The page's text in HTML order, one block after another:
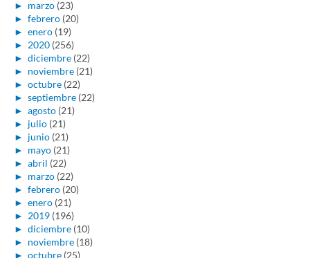
► marzo (23)
► febrero (20)
► enero (19)
► 2020 (256)
► diciembre (22)
► noviembre (21)
► octubre (22)
► septiembre (22)
► agosto (21)
► julio (21)
► junio (21)
► mayo (21)
► abril (22)
► marzo (22)
► febrero (20)
► enero (21)
► 2019 (196)
► diciembre (10)
► noviembre (18)
► octubre (25)